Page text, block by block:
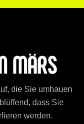
die Sie umhauen
dass Sie
werden.